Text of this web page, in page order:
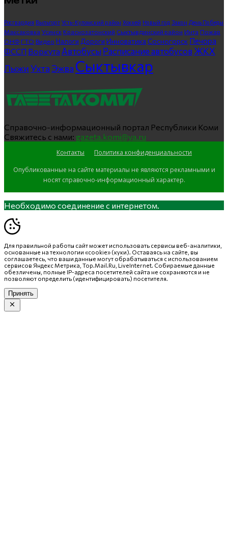
Росгвардия Выльгорт Усть-Куломский район Хоккей Новый год Закон День Победы
Максаковка Усинск Краснозатонский Сыктывдинский район Инта Пожар
ОНФ ГТО Видео Налоги Дороги Инноватика Сосногорск Печора
ФССП Воркута Автобусы Расписание автобусов ЖКХ
ЛыжиУхта Эжва Сыктывкар
Справочно-информационный портал Республики Коми
Свяжитесь с нами: gazeta.komi@ya.ru
Контакты
Политика конфиденциальности
Опубликованные на сайте материалы не являются рекламными и
носят справочно-информационный характер.
Необходимо соединение с интернетом.
Для правильной работы сайт может использовать сервисы веб-аналитики,
основанные на технологии «cookie» (куки). Оставаясь на сайте, вы
соглашаетесь, что ваши данные могут обрабатываться с использованием
сервисов Яндекс Метрика, Top.Mail.Ru, LiveInternet. Собираемые данные
обезличены, полные IP-адреса посетителей сайта не сохраняются и не
позволяют определить (идентифицировать) посетителя.
Принять